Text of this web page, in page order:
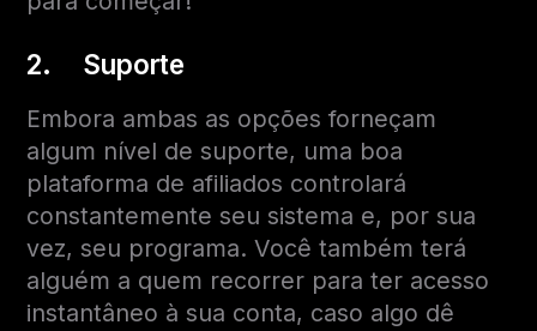
2. Suporte
Embora ambas as opções forneçam
algum nível de suporte, uma boa
plataforma de afiliados controlará
constantemente seu sistema e, por sua
vez, seu programa. Você também terá
alguém a quem recorrer para ter acesso
instantâneo à sua conta, caso algo dê